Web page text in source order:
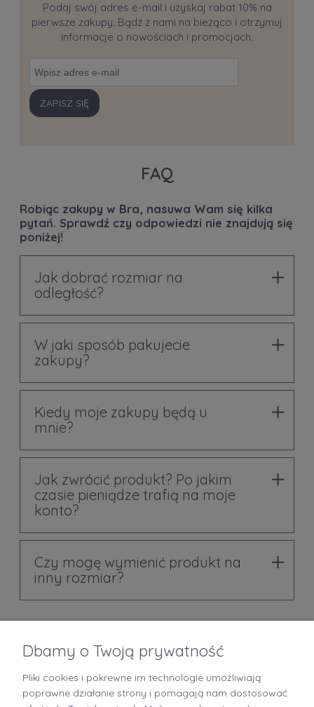
Podaj swój adres e-mail i uzyskaj rabat 10% na
pierwsze zakupy. Bądź z nami na bieżąco i otrzymuj
informacje o nowościach i promocjach.
ZAPISZ SIĘ
FAQ
Robiąc zakupy w Bra, nasuwa Wam się kilka
pytań. Sprawdź czy odpowiedzi nie znajdują się
poniżej!
Jak dobrać rozmiar na
odległość?
W jaki sposób pakujecie
zakupy?
Kiedy moje zakupy będą u
mnie?
Jak zwrócić produkt? Po jakim
czasie pieniądze trafią na moje
konto?
Czy mogę wymienić produkt na
inny rozmiar?
+48 519 712 949
Dbamy o Twoją prywatność
Pliki cookies i pokrewne im technologie umożliwiają
poprawne działanie strony i pomagają nam dostosować